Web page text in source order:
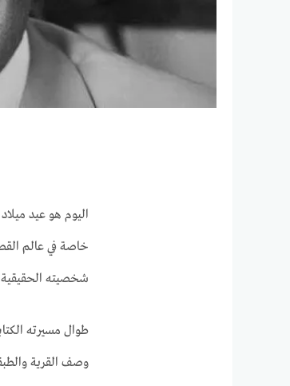
اليوم هو عيد
خاصة في عالم
شخصيته الحقيقية
طوال مسيرته
وصف القرية